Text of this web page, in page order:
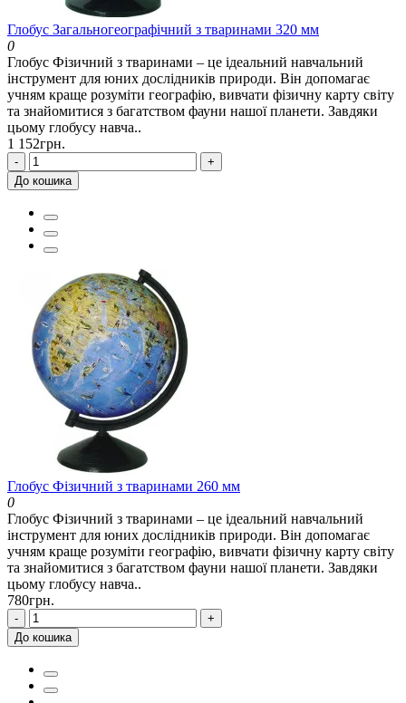
Глобус Загальногеографічний з тваринами 320 мм
0
Глобус Фізичний з тваринами – це ідеальний навчальний
інструмент для юних дослідників природи. Він допомагає
учням краще розуміти географію, вивчати фізичну карту світу
та знайомитися з багатством фауни нашої планети. Завдяки
цьому глобусу навча..
1 152грн.
-
+
До кошика
Глобус Фізичний з тваринами 260 мм
0
Глобус Фізичний з тваринами – це ідеальний навчальний
інструмент для юних дослідників природи. Він допомагає
учням краще розуміти географію, вивчати фізичну карту світу
та знайомитися з багатством фауни нашої планети. Завдяки
цьому глобусу навча..
780грн.
-
+
До кошика